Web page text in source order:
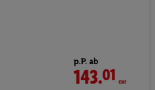
p.P. ab
143.01 CHF